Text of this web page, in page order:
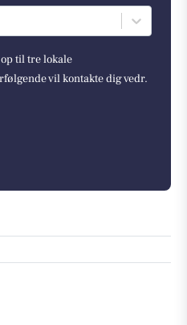
til tre lokale
vil kontakte dig vedr.